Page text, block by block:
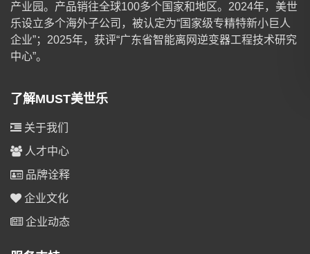
产业园。产品销往全球100多个国家和地区。2024年，美世
乐设立多个海外子公司，被认定为“国家级专精特新小巨人
企业”；2025年，获评“广东省智能离网逆变器工程技术研究
中心”。
了解MUST美世乐
关于我们
人才中心
品牌诠释
企业文化
企业动态